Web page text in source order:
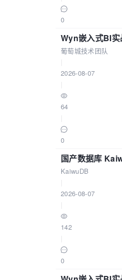
0
Wyn嵌入式BI实
葡萄城技术团队
2026-08-07
64
0
国产数据库
KaiwuDB
2026-08-07
142
0